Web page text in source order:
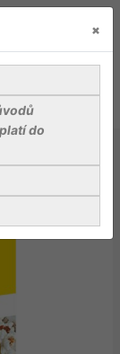
×
do